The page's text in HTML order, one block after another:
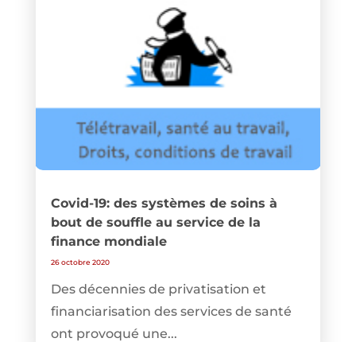
Covid-19: des systèmes de soins à
bout de souffle au service de la
finance mondiale
26 octobre 2020
Des décennies de privatisation et
financiarisation des services de santé
ont provoqué une...